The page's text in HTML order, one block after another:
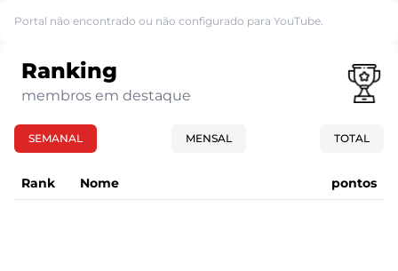
Portal não encontrado ou não configurado para YouTube.
Ranking
membros em destaque
SEMANAL MENSAL TOTAL
Rank Nome pontos